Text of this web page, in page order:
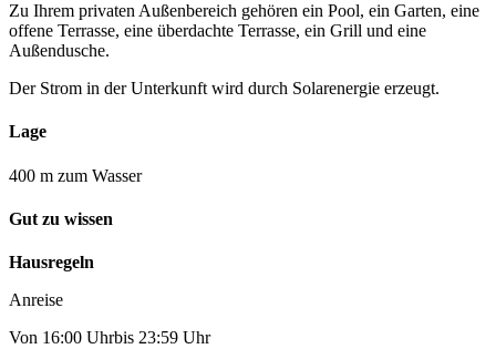
Zu Ihrem privaten Außenbereich gehören ein Pool, ein Garten, eine
offene Terrasse, eine überdachte Terrasse, ein Grill und eine
Außendusche.
Der Strom in der Unterkunft wird durch Solarenergie erzeugt.
Lage
400 m zum Wasser
Gut zu wissen
Hausregeln
Anreise
Von 16:00 Uhrbis 23:59 Uhr